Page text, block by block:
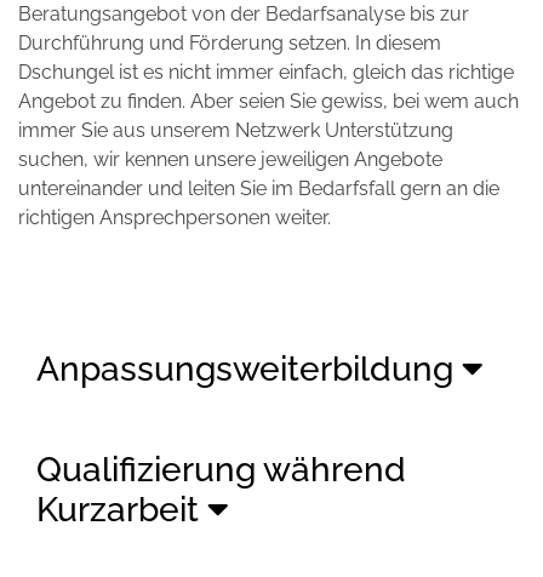
Beratungsangebot von der Bedarfsanalyse bis zur
Durchführung und Förderung setzen. In diesem
Dschungel ist es nicht immer einfach, gleich das richtige
Angebot zu finden. Aber seien Sie gewiss, bei wem auch
immer Sie aus unserem Netzwerk Unterstützung
suchen, wir kennen unsere jeweiligen Angebote
untereinander und leiten Sie im Bedarfsfall gern an die
richtigen Ansprechpersonen weiter.
Anpassungsweiterbildung
Qualifizierung während
Kurzarbeit